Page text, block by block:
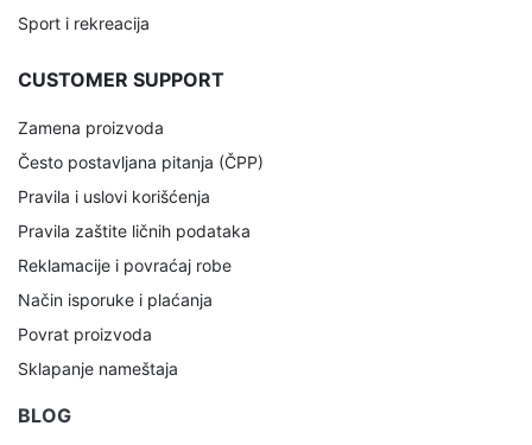
Sport i rekreacija
CUSTOMER SUPPORT
Zamena proizvoda
Često postavljana pitanja (ČPP)
Pravila i uslovi korišćenja
Pravila zaštite ličnih podataka
Reklamacije i povraćaj robe
Način isporuke i plaćanja
Povrat proizvoda
Sklapanje nameštaja
BLOG